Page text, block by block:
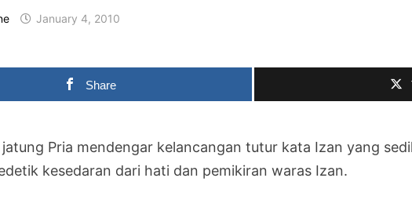
January 4, 2010
Share
Pria mendengar kelancangan tutur kata Izan yang
kesedaran dari hati dan pemikiran waras Izan.